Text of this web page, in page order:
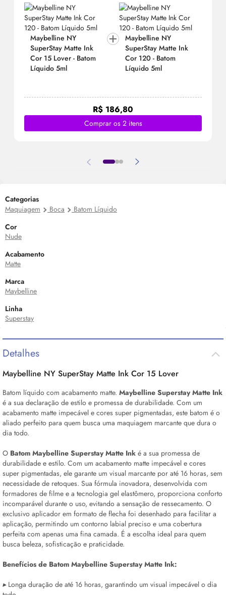
Maybelline NY
SuperStay Matte Ink
Cor 15 Lover - Batom
Líquido 5ml
Maybelline NY
SuperStay Matte Ink
Cor 120 - Batom
Líquido 5ml
R$ 186,80
Comprar os 2 itens
Categorias
Maquiagem
Boca
Batom Líquido
Cor
Nude
Acabamento
Matte
Marca
Maybelline
Linha
Superstay
Detalhes
Maybelline NY SuperStay Matte Ink Cor 15 Lover
Batom líquido com acabamento matte. Maybelline Superstay Matte Ink
é a sua declaração de estilo e promessa de durabilidade. Com um
acabamento matte impecável e cores super pigmentadas, este batom é o
aliado perfeito para quem busca uma maquiagem marcante que dura o
dia todo.
O Batom Maybelline Superstay Matte Ink é a sua promessa de
durabilidade e estilo. Com um acabamento matte impecável e cores
super pigmentadas, ele garante um visual marcante por até 16 horas, sem
necessidade de retoques. Sua fórmula inovadora, desenvolvida com
formadores de filme e a tecnologia gel elastômero, proporciona conforto
incomparável durante o uso, evitando a sensação de ressecamento. O
exclusivo aplicador em formato de flecha foi desenhado para facilitar a
aplicação, permitindo um contorno labial preciso e uma cobertura
perfeita com apenas uma fina camada. É a escolha ideal para quem
busca beleza, sofisticação e praticidade.
Benefícios de Batom Maybelline Superstay Matte Ink:
▸ Longa duração de até 16 horas, garantindo um visual impecável o dia